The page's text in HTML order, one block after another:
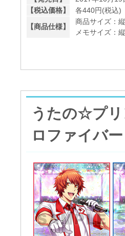
【税込価格】
各440円(税込)
【商品仕様】
商品サイズ：
メモサイズ：
うたの☆プ
ロファイバ